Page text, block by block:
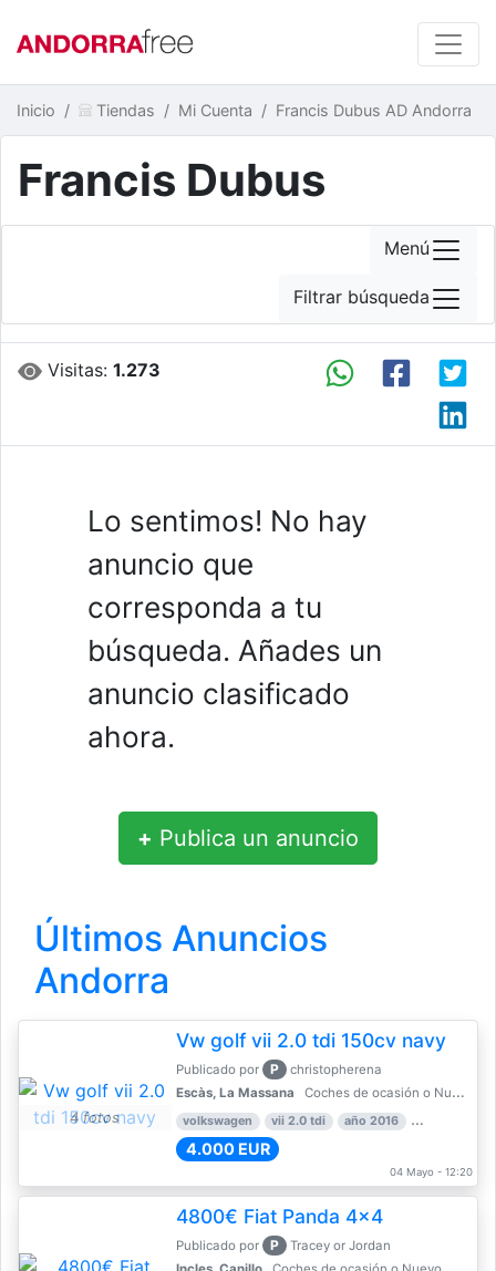
Inicio Tiendas Mi Cuenta Francis Dubus AD Andorra
Francis Dubus
Visitas:1.273
Lo sentimos! No hay
anuncio que
corresponda a tu
búsqueda. Añades un
anuncio clasificado
ahora.
+ Publica un anuncio
Últimos Anuncios
Andorra
4 fotos
Vw golf vii 2.0 tdi 150cv navy
Publicado por P
christopherena
Escàs, La Massana
Coches de ocasión o Nuevo
volkswagen vii 2.0 tdi año 2016 80.000 km
4.000 EUR
04 Mayo - 12:20
4800€ Fiat Panda 4x4
Publicado por P
Tracey or Jordan
Menú
Filtrar búsqueda